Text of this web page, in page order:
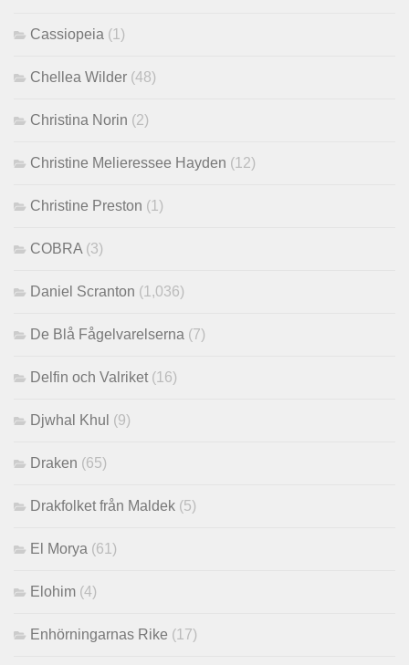
Cassiopeia (1)
Chellea Wilder (48)
Christina Norin (2)
Christine Melieressee Hayden (12)
Christine Preston (1)
COBRA (3)
Daniel Scranton (1,036)
De Blå Fågelvarelserna (7)
Delfin och Valriket (16)
Djwhal Khul (9)
Draken (65)
Drakfolket från Maldek (5)
El Morya (61)
Elohim (4)
Enhörningarnas Rike (17)